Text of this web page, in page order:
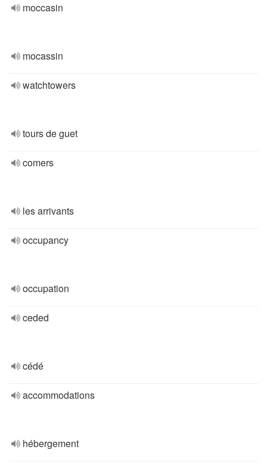
moccasin
mocassin
watchtowers
tours de guet
comers
les arrivants
occupancy
occupation
ceded
cédé
accommodations
hébergement